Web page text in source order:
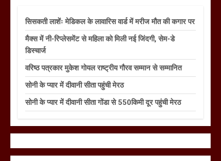
सिसकती लाशेंः मेडिकल के लावारिस वार्ड में मरीज मौत की कगार पर
मैक्स में नी-रिप्लेसमेंट से महिला को मिली नई जिंदगी, सेम-डे
डिस्चार्ज
वरिष्ठ पत्रकार मुकेश गोयल राष्ट्रीय गौरव सम्मान से सम्मानित
सोनी के प्यार में दीवानी सीता पहुंची मेरठ
सोनी के प्यार में दीवानी सीता गोंडा से 550किमी दूर पहुंची मेरठ